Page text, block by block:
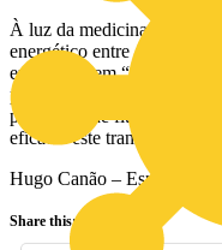
À luz da medicina chinesa,
energético entre as funções
encontram em
progressão do processo
prescrição de fitoterapia
eficácia este transtorno
Hugo Canão –
Share this: